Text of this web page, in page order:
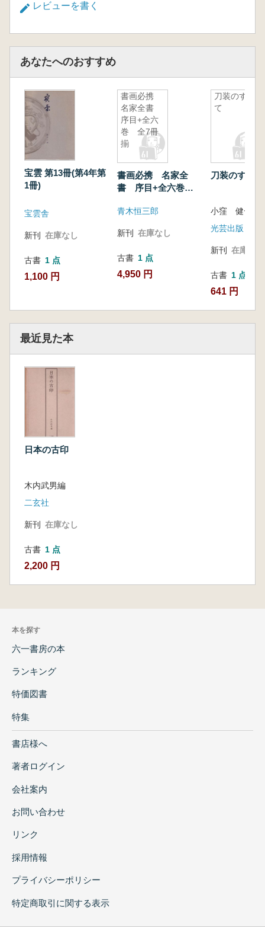
レビューを書く
あなたへのおすすめ
宝雲 第13冊(第4年第
1冊)
宝雲舎
新刊 在庫なし
古書 1 点
1,100 円
書画必携
名家全書
序目+全六
巻 全7冊
揃
書画必携 名家全
書 序目+全六巻
青木恒三郎
新刊 在庫なし
古書 1 点
4,950 円
刀装のすべ
て
刀装のすべて
小窪 健一 著
光芸出版
新刊 在庫なし
古書 1 点
641 円
最近見た本
日本の古印
木内武男編
二玄社
新刊 在庫なし
古書 1 点
2,200 円
本を探す
六一書房の本
ランキング
特価図書
特集
書店様へ
著者ログイン
会社案内
お問い合わせ
リンク
採用情報
プライバシーポリシー
特定商取引に関する表示